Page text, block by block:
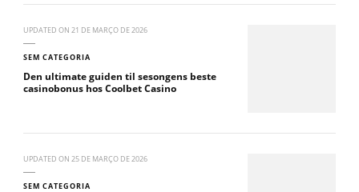
UPDATED ON 21 DE MARÇO DE 2026
SEM CATEGORIA
Den ultimate guiden til sesongens beste
casinobonus hos Coolbet Casino
UPDATED ON 25 DE MARÇO DE 2026
SEM CATEGORIA